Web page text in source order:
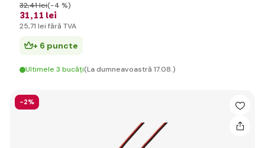
31,11 lei
32,41 lei(-4 %)
25,71 lei fără TVA
+ 6 puncte
Ultimele 3 bucăți(La dumneavoastră 17.08.)
-2%